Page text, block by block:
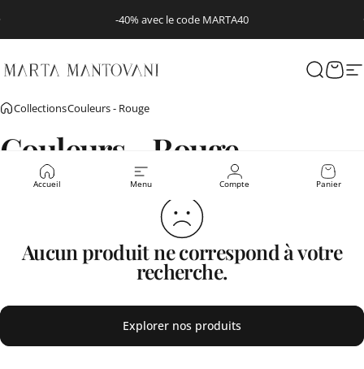
-40% avec le code MARTA40
Marta Mantovani
Accueil Menu Compte Panier
CollectionsCouleurs - Rouge
Couleurs Rouge
Aucun produit ne correspond à votre
recherche.
Explorer nos produits